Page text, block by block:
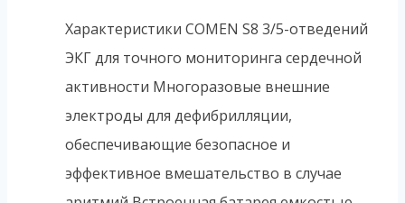
Характеристики COMEN S8 3/5-отведений
ЭКГ для точного мониторинга сердечной
активности Многоразовые внешние
электроды для дефибрилляции,
обеспечивающие безопасное и
эффективное вмешательство в случае